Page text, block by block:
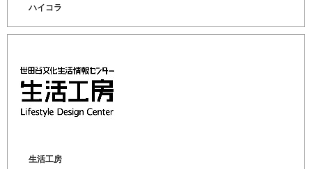
ハイコラ
生活工房